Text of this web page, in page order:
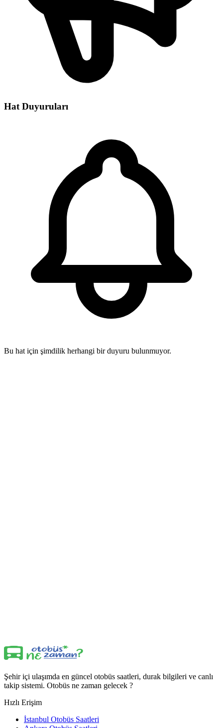
Hat Duyuruları
Bu hat için şimdilik herhangi bir duyuru bulunmuyor.
Şehir içi ulaşımda en güncel otobüs saatleri, durak bilgileri ve canlı
takip sistemi. Otobüs ne zaman gelecek ?
Hızlı Erişim
İstanbul Otobüs Saatleri